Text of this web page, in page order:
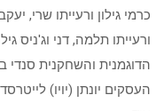
כרמי גילון ורעייתו שרי,
ורעייתו תלמה, דני וג'ניס
הדוגמנית והשחקנית סנדי
העסקים יונתן (יויו)